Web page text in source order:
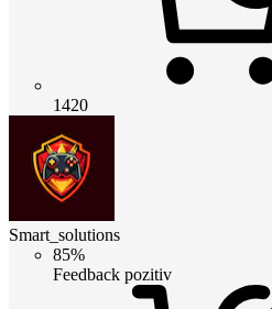
1420
Smart_solutions
85%
Feedback pozitiv